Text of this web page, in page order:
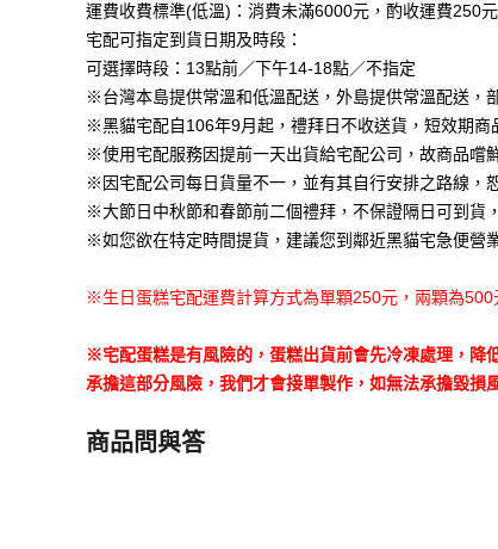
運費收費標準(低溫)：消費未滿6000元，酌收運費250
宅配可指定到貨日期及時段：
可選擇時段：13點前／下午14-18點／不指定
※台灣本島提供常溫和低溫配送，外島提供常溫配送，
※黑貓宅配自106年9月起，禮拜日不收送貨，短效期商
※使用宅配服務因提前一天出貨給宅配公司，故商品嚐
※因宅配公司每日貨量不一，並有其自行安排之路線，
※大節日中秋節和春節前二個禮拜，不保證隔日可到貨
※如您欲在特定時間提貨，建議您到鄰近黑貓宅急便營
※生日蛋糕宅配運費計算方式為單顆250元，兩顆為500
※宅配蛋糕是有風險的，蛋糕出貨前會先冷凍處理，降
承擔這部分風險，我們才會接單製作，如無法承擔毀損
商品問與答